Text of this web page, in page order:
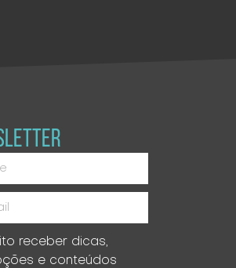
receber dicas,
e conteúdos